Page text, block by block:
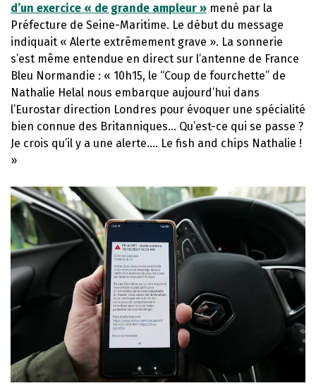
d’un exercice « de grande ampleur » mené par la
Préfecture de Seine-Maritime. Le début du message
indiquait « Alerte extrêmement grave ». La sonnerie
s’est même entendue en direct sur l’antenne de France
Bleu Normandie : « 10h15, le “Coup de fourchette” de
Nathalie Helal nous embarque aujourd’hui dans
l’Eurostar direction Londres pour évoquer une spécialité
bien connue des Britanniques… Qu’est-ce qui se passe ?
Je crois qu’il y a une alerte…. Le fish and chips Nathalie !
»